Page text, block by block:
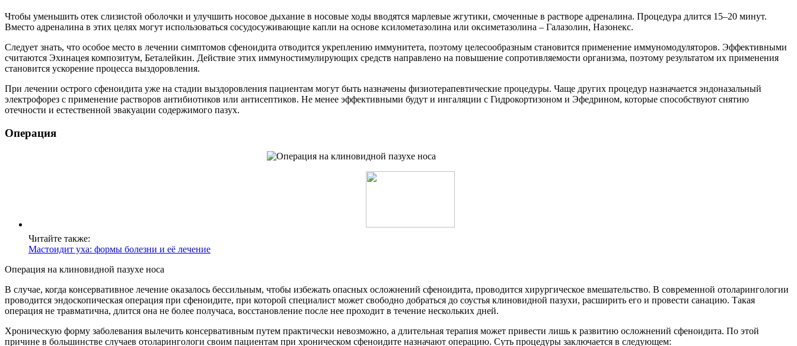
Чтобы уменьшить отек слизистой оболочки и улучшить носовое дыхание в носовые ходы вводятся марлевые жгутики, смоченные в растворе адреналина. Процедура длится 15–20 минут.
Вместо адреналина в этих целях могут использоваться сосудосуживающие капли на основе ксилометазолина или оксиметазолина – Галазолин, Назонекс.
Следует знать, что особое место в лечении симптомов сфеноидита отводится укреплению иммунитета, поэтому целесообразным становится применение иммуномодуляторов. Эффективными
считаются Эхинацея композитум, Беталейкин. Действие этих иммуностимулирующих средств направлено на повышение сопротивляемости организма, поэтому результатом их применения
становится ускорение процесса выздоровления.
При лечении острого сфеноидита уже на стадии выздоровления пациентам могут быть назначены физиотерапевтические процедуры. Чаще других процедур назначается эндоназальный
электрофорез с применение растворов антибиотиков или антисептиков. Не менее эффективными будут и ингаляции с Гидрокортизоном и Эфедрином, которые способствуют снятию
отечности и естественной эвакуации содержимого пазух.
Операция
Читайте также:
Мастоидит уха: формы болезни и её лечение
Операция на клиновидной пазухе носа
В случае, когда консервативное лечение оказалось бессильным, чтобы избежать опасных осложнений сфеноидита, проводится хирургическое вмешательство. В современной отоларингологии
проводится эндоскопическая операция при сфеноидите, при которой специалист может свободно добраться до соустья клиновидной пазухи, расширить его и провести санацию. Такая
операция не травматична, длится она не более получаса, восстановление после нее проходит в течение нескольких дней.
Хроническую форму заболевания вылечить консервативным путем практически невозможно, а длительная терапия может привести лишь к развитию осложнений сфеноидита. По этой
причине в большинстве случаев отоларингологи своим пациентам при хроническом сфеноидите назначают операцию. Суть процедуры заключается в следующем: